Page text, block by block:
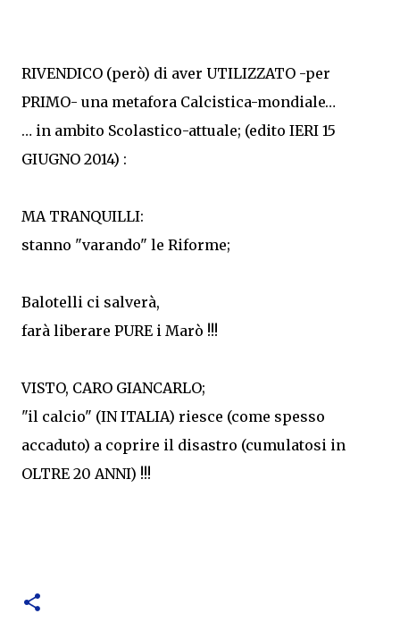
RIVENDICO (però) di aver UTILIZZATO -per
PRIMO- una metafora Calcistica-mondiale…
… in ambito Scolastico-attuale; (edito IERI 15
GIUGNO 2014) :
MA TRANQUILLI:
stanno "varando" le Riforme;
Balotelli ci salverà,
farà liberare PURE i Marò !!!
VISTO, CARO GIANCARLO;
"il calcio" (IN ITALIA) riesce (come spesso
accaduto) a coprire il disastro (cumulatosi in
OLTRE 20 ANNI) !!!